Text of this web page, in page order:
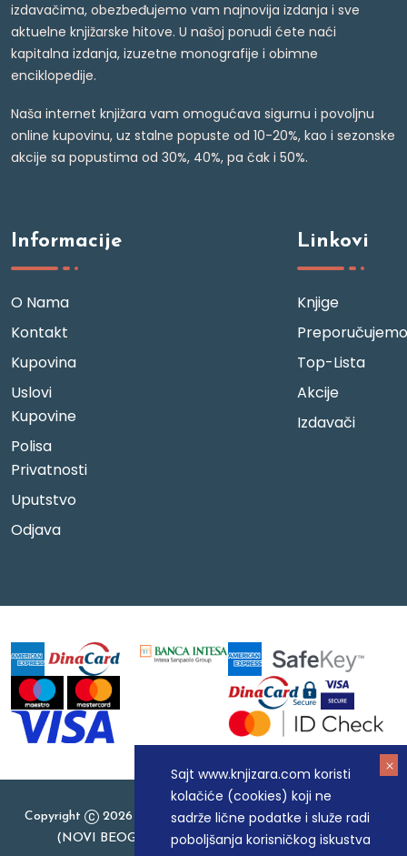
Sajt www.knjizara.com koristi
kolačiće (cookies) koji ne
sadrže lične podatke i služe radi
poboljšanja korisničkog iskustva
izdavačima, obezbeđujemo vam najnovija izdanja i sve
aktuelne knjižarske hitove. U našoj ponudi ćete naći
kapitalna izdanja, izuzetne monografije i obimne
enciklopedije.
Naša internet knjižara vam omogućava sigurnu i povoljnu
online kupovinu, uz stalne popuste od 10-20%, kao i sezonske
akcije sa popustima od 30%, 40%, pa čak i 50%.
Informacije
O Nama
Kontakt
Kupovina
Uslovi
Kupovine
Polisa
Privatnosti
Uputstvo
Odjava
Linkovi
Knjige
Preporučujemo
Top-Lista
Akcije
Izdavači
Copyright
2026 Knjizara.com - MAKART DOO BEOGRAD
(NOVI BEOGRAD), PIB: 105184104, MB: 20337524